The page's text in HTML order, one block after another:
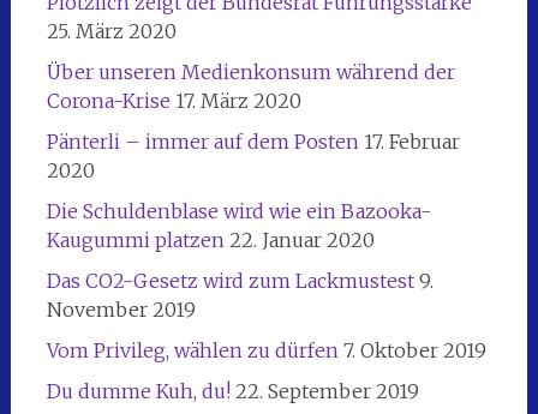
25. März 2020
Über unseren Medienkonsum während der
Corona-Krise 17. März 2020
Pänterli – immer auf dem Posten 17. Februar
2020
Die Schuldenblase wird wie ein Bazooka-
Kaugummi platzen 22. Januar 2020
Das CO2-Gesetz wird zum Lackmustest 9.
November 2019
Vom Privileg, wählen zu dürfen 7. Oktober 2019
Du dumme Kuh, du! 22. September 2019